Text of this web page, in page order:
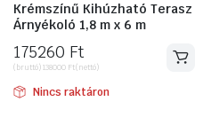
Krémszínű Kihúzható Terasz
Árnyékoló 1,8 m x 6 m
175260 Ft
(bruttó)138000 Ft(nettó)
Nincs raktáron